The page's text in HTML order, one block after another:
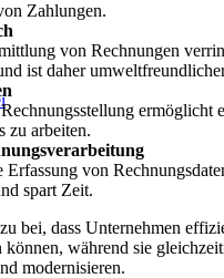
Zahlungen.
von Rechnungen
ist daher
ermöglicht
zu arbeiten.
Erfassung von
spart Zeit.
bei, dass Unternehmen
können, während sie
modernisieren.